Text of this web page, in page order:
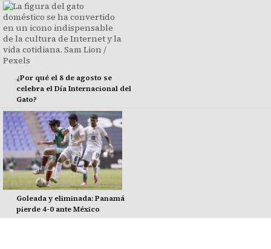
¿Por qué el 8 de agosto se
celebra el Día Internacional del
Gato?
Goleada y eliminada: Panamá
pierde 4-0 ante México